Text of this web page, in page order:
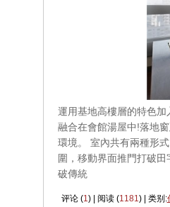
運用基地高樓層的特色
融合在會館湯屋中!落地
環境。 室內共有兩種形
圍，移動界面推門打破
破傳統
评论 (1 ) | 阅读 (1181 ) | 类别: